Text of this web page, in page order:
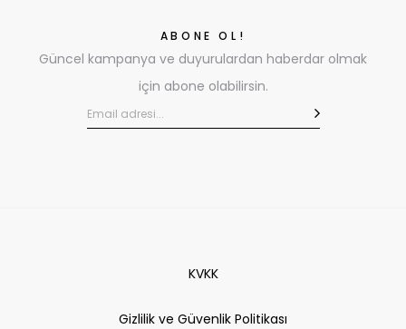
ABONE OL!
Güncel kampanya ve duyurulardan haberdar olmak
için abone olabilirsin.
KVKK
Gizlilik ve Güvenlik Politikası